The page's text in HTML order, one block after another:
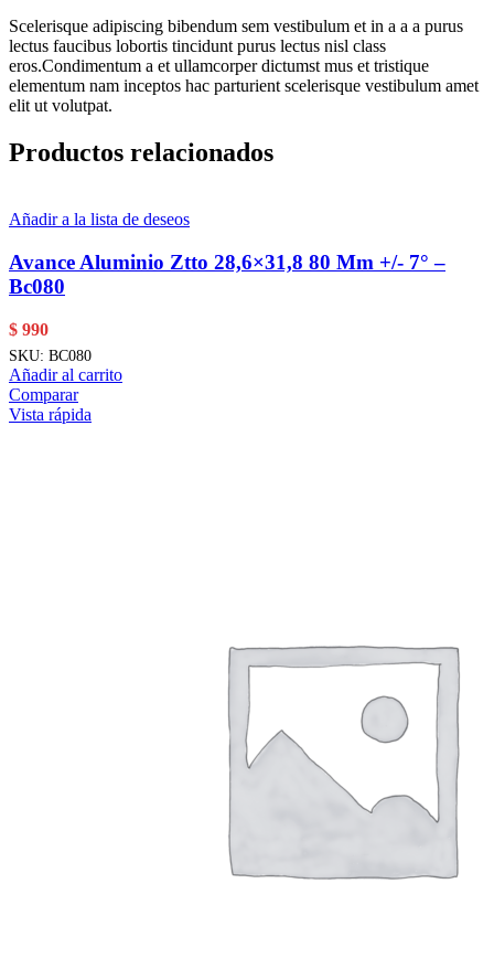
Scelerisque adipiscing bibendum sem vestibulum et in a a a purus
lectus faucibus lobortis tincidunt purus lectus nisl class
eros.Condimentum a et ullamcorper dictumst mus et tristique
elementum nam inceptos hac parturient scelerisque vestibulum amet
elit ut volutpat.
Productos relacionados
Añadir a la lista de deseos
Avance Aluminio Ztto 28,6×31,8 80 Mm +/- 7° –
Bc080
$ 990
SKU: BC080
Añadir al carrito
Comparar
Vista rápida